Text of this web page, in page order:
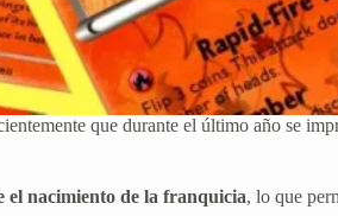
que durante el último año se
el nacimiento de la franquicia, lo que